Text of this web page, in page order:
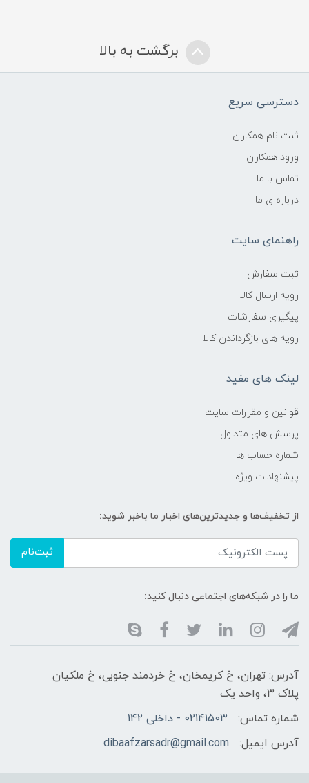
برگشت به بالا
دسترسی سریع
ثبت نام همکاران
ورود همکاران
تماس با ما
درباره ی ما
راهنمای سایت
ثبت سفارش
رویه ارسال کالا
پیگیری سفارشات
رویه های بازگرداندن کالا
لینک های مفید
قوانین و مقررات سایت
پرسش های متداول
شماره حساب ها
پیشنهادات ویژه
از تخفیف‌ها و جدیدترین‌های اخبار ما باخبر شوید:
ثبت‌نام
ما را در شبکه‌های اجتماعی دنبال کنید:
آدرس: تهران، خ کریمخان، خ خردمند جنوبی، خ ملکیان
پلاک 3، واحد یک
شماره تماس:
02141503 - داخلی 142
آدرس ایمیل:
dibaafzarsadr@gmail.com